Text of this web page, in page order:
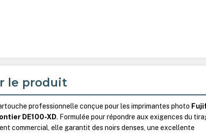
le produit
professionnelle conçue pour les imprimantes photo
DE100-XD. Formulée pour répondre aux exigences du
commercial, elle garantit des noirs denses, une excellente